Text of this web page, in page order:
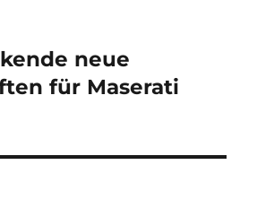
neue
für Maserati